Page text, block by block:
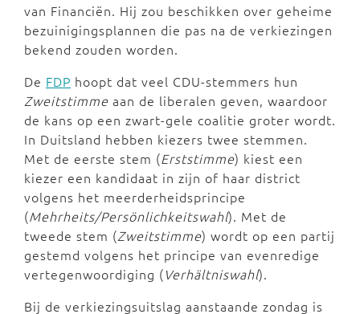
van Financiën. Hij zou beschikken over geheime
bezuinigingsplannen die pas na de verkiezingen
bekend zouden worden.
De FDP hoopt dat veel CDU-stemmers hun
Zweitstimme aan de liberalen geven, waardoor
de kans op een zwart-gele coalitie groter wordt.
In Duitsland hebben kiezers twee stemmen.
Met de eerste stem (Erststimme) kiest een
kiezer een kandidaat in zijn of haar district
volgens het meerderheidsprincipe
(Mehrheits/Persönlichkeitswahl). Met de
tweede stem (Zweitstimme) wordt op een partij
gestemd volgens het principe van evenredige
vertegenwoordiging (Verhältniswahl).
Bij de verkiezingsuitslag aanstaande zondag is